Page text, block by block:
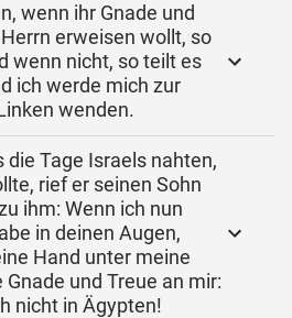
wenn ihr Gnade und
erweisen wollt, so
wenn nicht, so teilt es
ich werde mich zur
wenden.
die Tage Israels nahten,
rief er seinen Sohn
ihm: Wenn ich nun
in deinen Augen,
Hand unter meine
und Treue an mir:
nicht in Ägypten!